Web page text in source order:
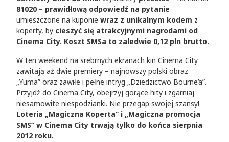
81020 – prawidłową odpowiedź na pytanie
umieszczone na kuponie wraz z unikalnym kodem z
koperty, by cieszyć się atrakcyjnymi nagrodami od
Cinema City. Koszt SMSa to zaledwie 0,12 pln brutto.
W ten weekend na srebrnych ekranach kin Cinema City
zawitają aż dwie premiery – najnowszy polski obraz
„Yuma” oraz zawiłe i pełne intryg „Dziedzictwo Bourne’a”.
Przyjdź do Cinema City, obejrzyj gorące hity i zgarniaj
niesamowite niespodzianki. Nie przegap swojej szansy!
Loteria „Magiczna Koperta” i „Magiczna promocja
SMS” w Cinema City trwają tylko do końca sierpnia
2012 roku.